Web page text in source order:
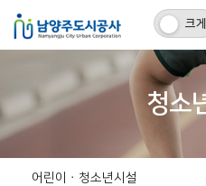
크게
청소
어린이ㆍ청소년시설